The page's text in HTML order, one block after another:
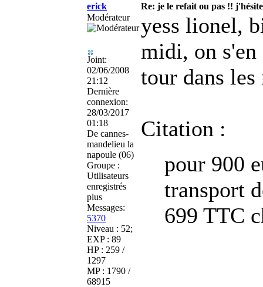
erick
Re: je le refait ou pas !! j'hésite
Modérateur
Joint:
02/06/2008
21:12
Dernière
connexion:
28/03/2017
01:18
De cannes-
mandelieu la
napoule (06)
Groupe :
Utilisateurs
enregistrés
plus
Messages:
5370
Niveau : 52;
EXP : 89
HP : 259 /
1297
MP : 1790 /
68915
yess lionel,
midi, on s'en
tour dans les
Citation :
pour 900
transport
699 TTC